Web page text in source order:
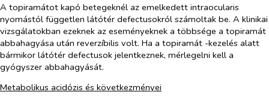
A topiramátot kapó betegeknél az emelkedett intraocularis
nyomástól független látótér defectusokról számoltak be. A klinikai
vizsgálatokban ezeknek az eseményeknek a többsége a topiramát
abbahagyása után reverzíbilis volt. Ha a topiramát -kezelés alatt
bármikor látótér defectusok jelentkeznek, mérlegelni kell a
gyógyszer abbahagyását.
Metabolikus acidózis és következményei